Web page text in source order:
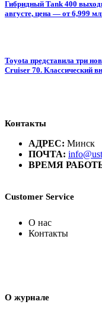
Гибридный Tank 400
августе, цена — от 6,999
Toyota представила три
Cruiser 70. Классический
Контакты
АДРЕС: Минск
ПОЧТА:
ВРЕМЯ
Customer Service
О нас
Контакты
О журнале